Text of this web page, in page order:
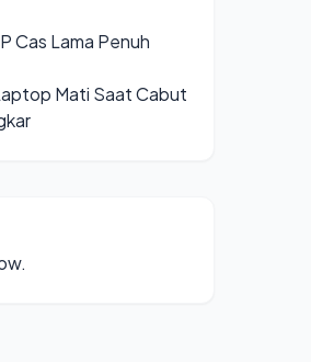
Cas Lama Penuh
Mati Saat Cabut